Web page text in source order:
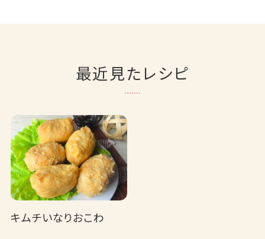
最近見たレシピ
キムチいなりおこわ